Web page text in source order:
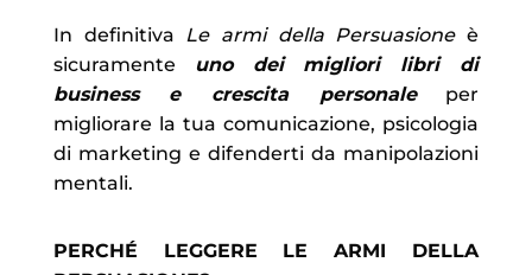
In definitiva Le armi della Persuasioneè
sicuramente uno dei
migliori libri di
business e crescita personaleper
migliorare la tua comunicazione, psicologia
di marketing e difenderti da manipolazioni
mentali.
PERCHÉ LEGGERE LE ARMI DELLA